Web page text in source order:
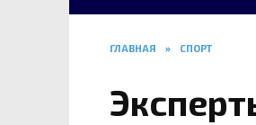
ГЛАВНАЯ » СПОРТ